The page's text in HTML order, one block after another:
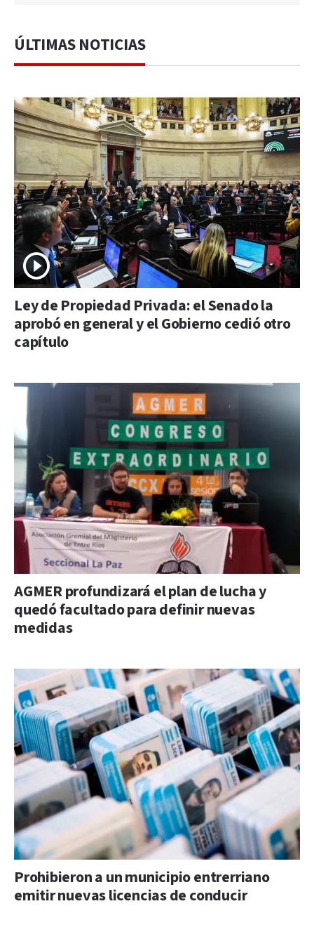
ÚLTIMAS NOTICIAS
Ley de Propiedad Privada: el Senado la
aprobó en general y el Gobierno cedió otro
capítulo
AGMER profundizará el plan de lucha y
quedó facultado para definir nuevas
medidas
Prohibieron a un municipio entrerriano
emitir nuevas licencias de conducir